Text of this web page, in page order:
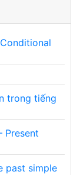
trong tiếng
Present
past simple